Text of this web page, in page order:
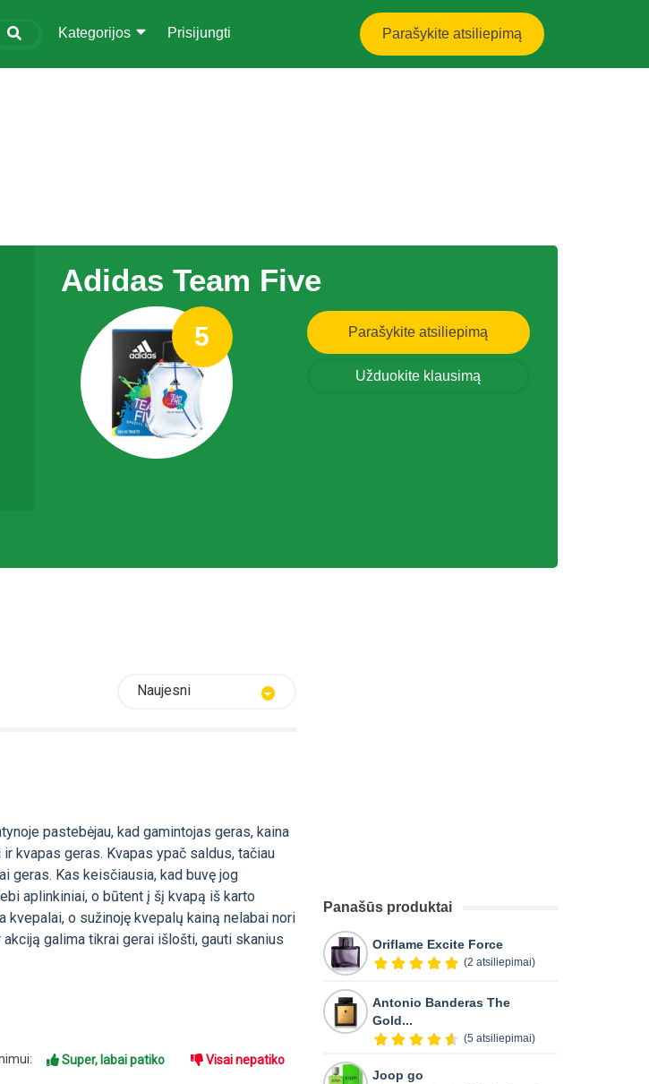
Parašykite atsiliepimą
Kategorijos Prisijungti
Adidas Team Five
5 Parašykite atsiliepimą
Užduokite klausimą
Naujesni
pastebėjau, kad gamintojas geras, kaina
kvapas geras. Kvapas ypač saldus, tačiau
geras. Kas keisčiausia, kad buvę jog
aplinkiniai, o būtent į šį kvapą iš karto
o sužinoję kvepalų kainą nelabai nori
galima tikrai gerai išlošti, gauti skanius
Super, labai patiko Visai nepatiko
Panašūs produktai
Oriflame Excite Force
(2 atsiliepimai)
Antonio Banderas The
Gold...
(5 atsiliepimai)
Joop go